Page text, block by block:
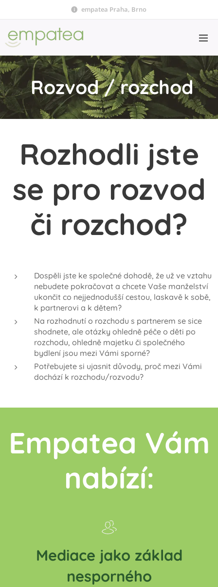
empatea Praha, Brno
Rozvod / rozchod
Rozhodli jste
se pro rozvod
či rozchod?
Dospěli jste ke společné dohodě, že už ve vztahu
nebudete pokračovat a chcete Vaše manželství
ukončit co nejjednodušší cestou, laskavě k sobě,
k partnerovi a k dětem?
Na rozhodnutí o rozchodu s partnerem se sice
shodnete, ale otázky ohledně péče o děti po
rozchodu, ohledně majetku či společného
bydlení jsou mezi Vámi sporné?
Potřebujete si ujasnit důvody, proč mezi Vámi
dochází k rozchodu/rozvodu?
Empatea Vám
nabízí:
Mediace jako základ
nesporného